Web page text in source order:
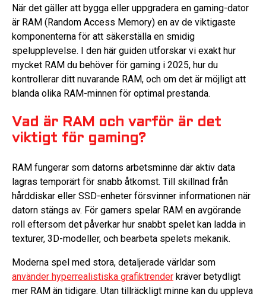
När det gäller att bygga eller uppgradera en gaming-dator
är RAM (Random Access Memory) en av de viktigaste
komponenterna för att säkerställa en smidig
spelupplevelse. I den här guiden utforskar vi exakt hur
mycket RAM du behöver för gaming i 2025, hur du
kontrollerar ditt nuvarande RAM, och om det är möjligt att
blanda olika RAM-minnen för optimal prestanda.
Vad är RAM och varför är det
viktigt för gaming?
RAM fungerar som datorns arbetsminne där aktiv data
lagras temporärt för snabb åtkomst. Till skillnad från
hårddiskar eller SSD-enheter försvinner informationen när
datorn stängs av. För gamers spelar RAM en avgörande
roll eftersom det påverkar hur snabbt spelet kan ladda in
texturer, 3D-modeller, och bearbeta spelets mekanik.
Moderna spel med stora, detaljerade världar som
använder hyperrealistiska grafiktrender kräver betydligt
mer RAM än tidigare. Utan tillräckligt minne kan du uppleva